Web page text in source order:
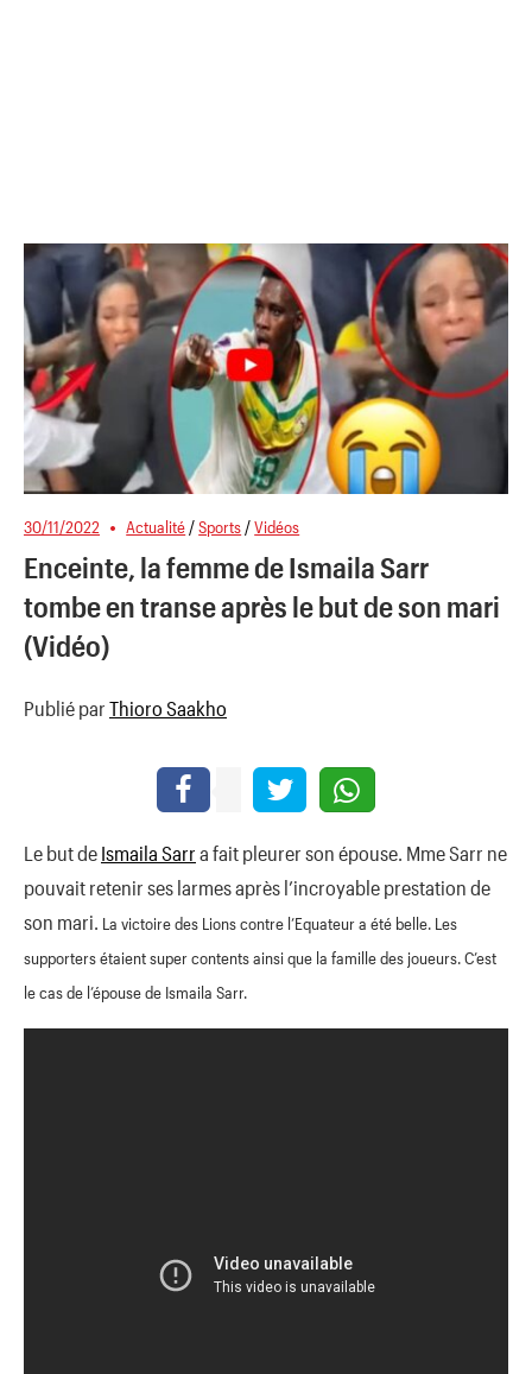
30/11/2022 Actualité /Sports /Vidéos
Enceinte, la femme de Ismaila Sarr
tombe en transe après le but de son mari
(Vidéo)
Publié par Thioro Saakho
Le but de Ismaila Sarr a fait pleurer son épouse. Mme Sarr ne
pouvait retenir ses larmes après l’incroyable prestation de
son mari. La victoire des Lions contre l’Equateur a été belle. Les
supporters étaient super contents ainsi que la famille des joueurs. C’est
le cas de l’épouse de Ismaila Sarr.